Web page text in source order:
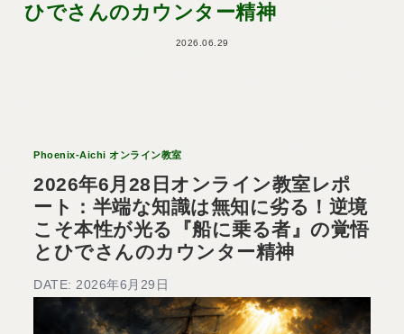
ひでさんのカウンター精神
2026.06.29
Phoenix-Aichi オンライン教室
2026年6月28日オンライン教室レポ
ート：半端な知識は無知に劣る！逆境
こそ本性が光る『船に乗る者』の覚悟
とひでさんのカウンター精神
DATE: 2026年6月29日